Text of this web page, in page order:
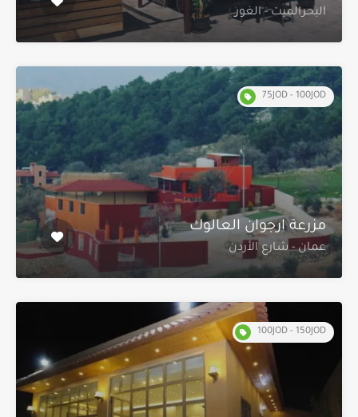
البحرالميت - الغور
75JOD - 100JOD
مزرعة ارجوان العالوك
عمان - شارع الأردن
100JOD - 150JOD